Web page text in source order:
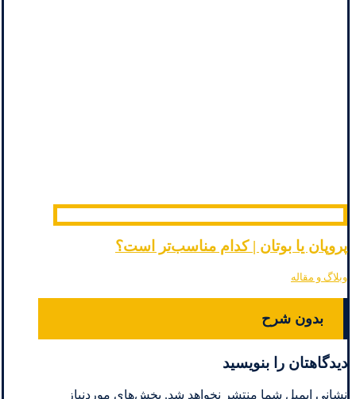
پروپان یا بوتان | کدام مناسب‌تر است؟
وبلاگ و مقاله
بدون شرح
دیدگاهتان را بنویسید
نشانی ایمیل شما منتشر نخواهد شد. بخش‌های موردنیاز